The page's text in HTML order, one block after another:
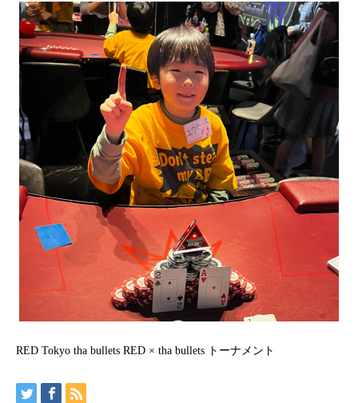
RED Tokyo tha bullets RED × tha bullets トーナメント